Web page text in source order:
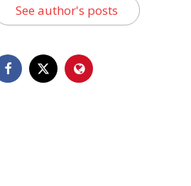
See author's posts